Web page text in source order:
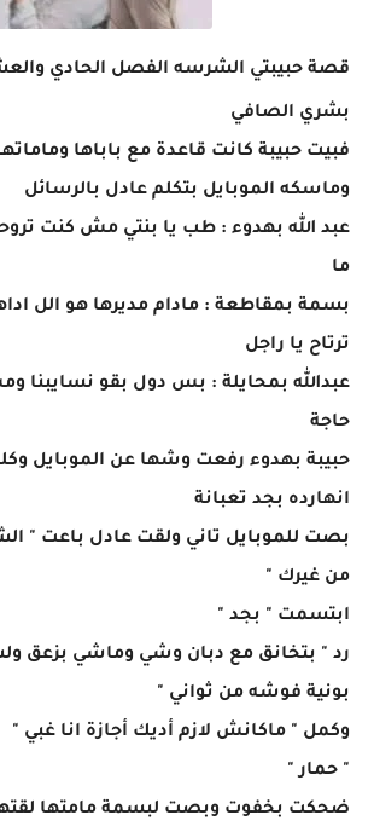
بشري الصافي
فبيت حبيبة كانت قاعدة مع باباها
وماسكه الموبايل بتكلم عادل بالرسائل
عبد الله بهدوء : طب يا بنتي مش كنت
ما
بسمة بمقاطعة : مادام مديرها هو الل
ترتاح يا راجل
عبدالله بمحايلة : بس دول بقو نسايبنا
حاجة
حبيبة بهدوء رفعت وشها عن الموبايل
انهارده بجد تعبانة
بصت للموبايل تاني ولقت عادل باعت "
من غيرك "
ابتسمت " بجد "
رد " بتخانق مع دبان وشي وماشي بزعق
بونية فوشه من ثواني "
وكمل " ماكانش لازم أديك أجازة انا غبي "
" حمار "
ضحكت بخفوت وبصت لبسمة مامتها